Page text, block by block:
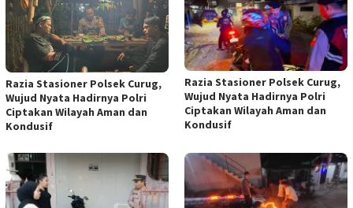
Razia Stasioner Polsek Curug,
Wujud Nyata Hadirnya Polri
Ciptakan Wilayah Aman dan
Kondusif
Razia Stasioner Polsek Curug,
Wujud Nyata Hadirnya Polri
Ciptakan Wilayah Aman dan
Kondusif